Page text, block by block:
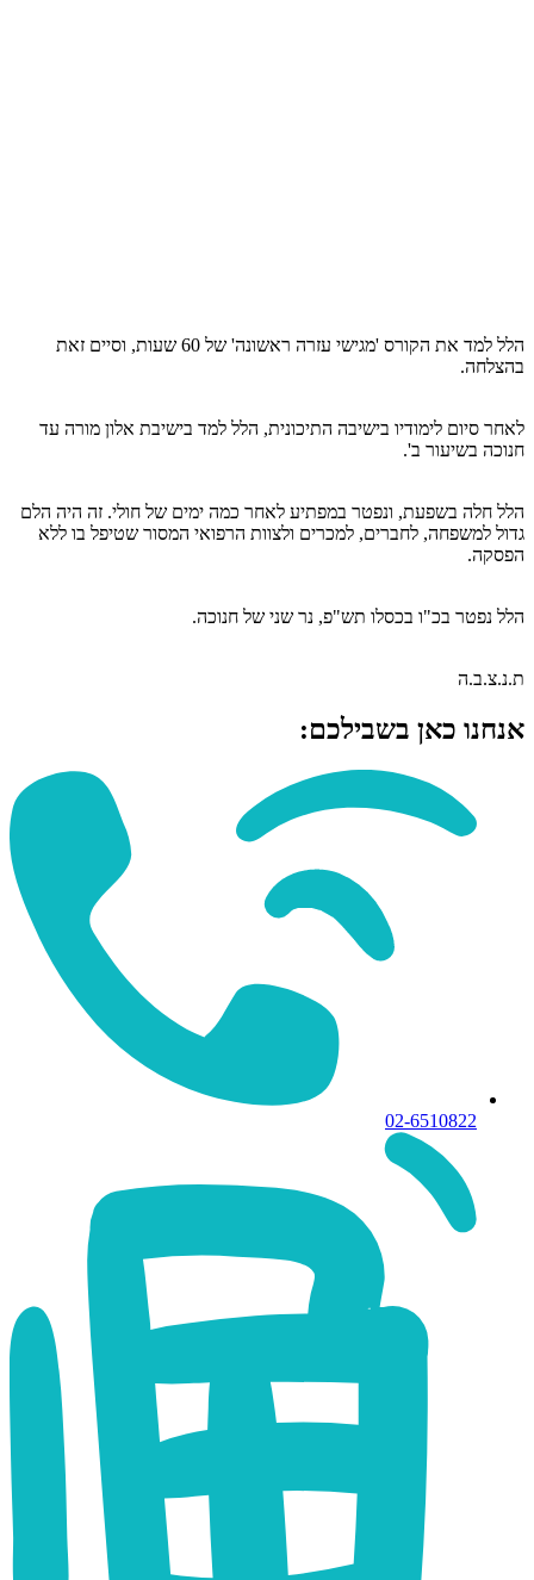
הלל למד את הקורס 'מגישי עזרה ראשונה' של 60 שעות, וסיים זאת
בהצלחה.
לאחר סיום לימודיו בישיבה התיכונית, הלל למד בישיבת אלון מורה עד
חנוכה בשיעור ב'.
הלל חלה בשפעת, ונפטר במפתיע לאחר כמה ימים של חולי. זה היה הלם
גדול למשפחה, לחברים, למכרים ולצוות הרפואי המסור שטיפל בו ללא
הפסקה.
הלל נפטר בכ"ו בכסלו תש"פ, נר שני של חנוכה.
ת.נ.צ.ב.ה
אנחנו כאן בשבילכם:
02-6510822